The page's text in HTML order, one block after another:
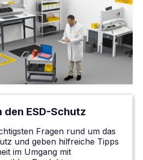
den ESD-Schutz
Fragen rund um das
und geben hilfreiche Tipps
im Umgang mit